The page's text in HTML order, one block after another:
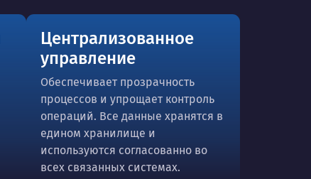
Централизованное
управление
Обеспечивает прозрачность
процессов и упрощает контроль
операций. Все данные хранятся в
едином хранилище и
используются согласованно во
всех связанных системах.